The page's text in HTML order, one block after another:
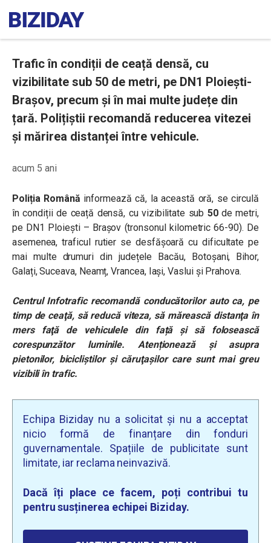
Trafic în condiții de ceață densă, cu
vizibilitate sub 50 de metri, pe DN1 Ploiești-
Brașov, precum și în mai multe județe din
țară. Polițiștii recomandă reducerea vitezei
și mărirea distanței între vehicule.
acum 5 ani
Poliția Română informează că, la această oră, se circulă
în condiții de ceață densă, cu vizibilitate sub 50 de metri,
pe DN1 Ploiești – Brașov (tronsonul kilometric 66-90). De
asemenea, traficul rutier se desfășoară cu dificultate pe
mai multe drumuri din județele Bacău, Botoșani, Bihor,
Galați, Suceava, Neamț, Vrancea, Iași, Vaslui și Prahova.
Centrul Infotrafic recomandă conducătorilor auto ca, pe
timp de ceaţă, să reducă viteza, să mărească distanţa în
mers faţă de vehiculele din față şi să folosească
corespunzător luminile. Atenționează și asupra
pietonilor, bicicliştilor şi căruţaşilor care sunt mai greu
vizibili în trafic.
Echipa Biziday nu a solicitat și nu a acceptat
nicio formă de finanțare din fonduri
guvernamentale. Spațiile de publicitate sunt
limitate, iar reclama neinvazivă.
Dacă îți place ce facem, poți contribui tu
pentru susținerea echipei Biziday.